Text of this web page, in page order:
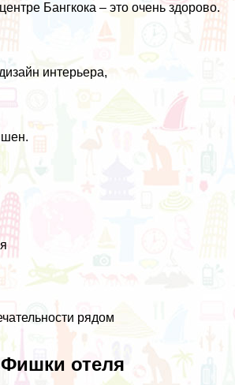
Бангкока – это очень здорово.
интерьера,
рядом
Фишки отеля